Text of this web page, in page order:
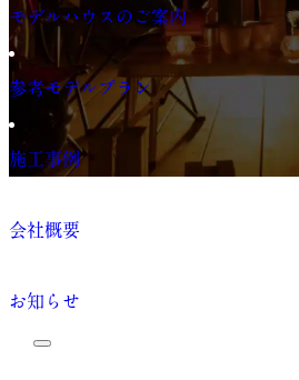
モデルハウスのご案内
参考モデルプラン
施工事例
会社概要
お知らせ